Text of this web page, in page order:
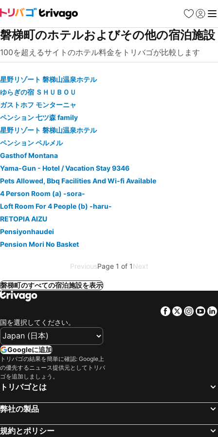
お気に入り
ログイ
メ
磐梯町のホテルおよびその他の宿泊施設
100を超えるサイトのホテル料金をトリバゴが比較します
星野リゾート 磐梯山温泉ホテル
ゆらぎの宿 ＳＨＵＢＯＵ
ガストホフ モンターニャ
ペンション 七ツ森 family
星野リゾート 磐梯山温泉ホテル
ペンション ペルメル
Gasthof Montana
Yama-Gun - Hotel / Vacation Stay 9346
Pets Allowed, Bbq Facilities And Wi-fi Available
4 Person Room (a) -sora-
Loft Room For 4 People (b) -haru-
RETOPIA AIZU
Pensiyonhaudei
Pension Mori No Basket
PreviousPage 1 of 1Next
磐梯町のすべての宿泊施設を表示
Facebook
Twitter
国を選択してください。
Googleに追加
トリバゴの結果を簡単に確認: Google上
の優先するニュース提供元としてトリバ
ゴを追加しましょう。
トリバゴとは
弊社の製品
規約とポリシー